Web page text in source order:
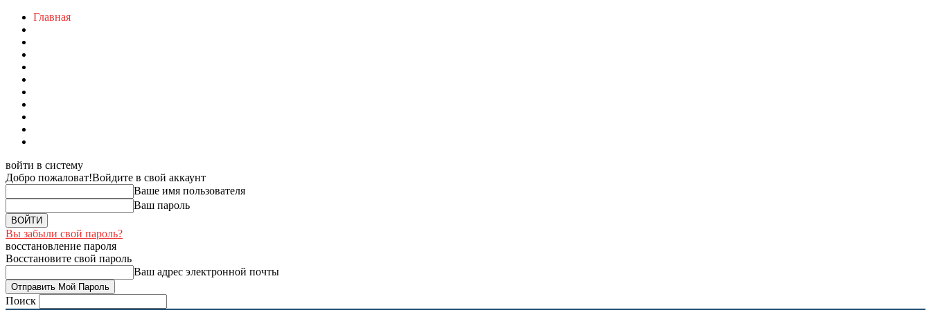
Главная
войти в систему
Добро пожаловат!Войдите в свой аккаунт
Ваше имя пользователя
Ваш пароль
Вы забыли свой пароль?
восстановление пароля
Восстановите свой пароль
Ваш адрес электронной почты
Поиск